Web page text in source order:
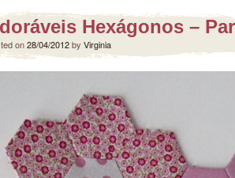
Hexágonos –
on28/04/2012by Virginia